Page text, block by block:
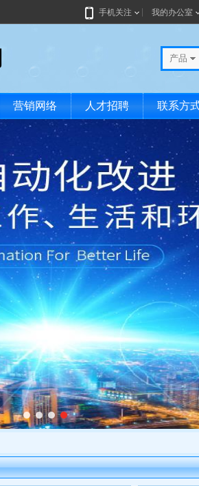
手机关注 我的办公室
产品
营销网络 人才招聘 联系方